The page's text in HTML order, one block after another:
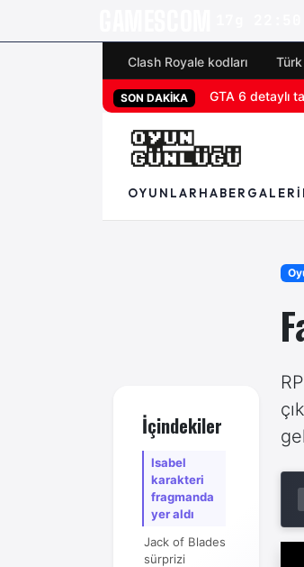
Clash Royale kodları
SON DAKİKA San Diego
OYUNLAR HABER GALERI
İçindekiler
Isabel
karakteri
fragmanda
yer aldı
Jack of Blades
sürprizi